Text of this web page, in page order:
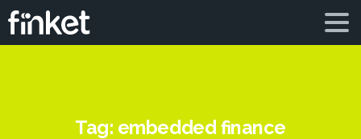
Tag: embedded finance